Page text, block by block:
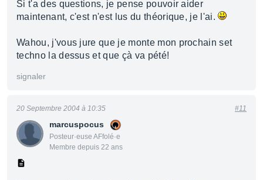
Si t'a des questions, je pense pouvoir aider
maintenant, c'est n'est lus du théorique, je l'ai.
Wahou, j'vous jure que je monte mon prochain set
techno la dessus et que çà va pété!
signaler
marcuspocus
Posteur·euse AFfolé·e
Membre depuis 22 ans
20 Septembre 2004 à 10:35 #11